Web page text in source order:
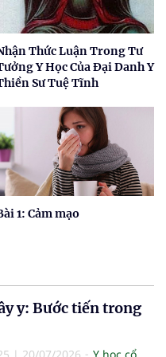
Thức Luận Trong Tư
Y Học Của Đại Danh Y
Sư Tuệ Tĩnh
1: Cảm mạo
y: Bước tiến trong